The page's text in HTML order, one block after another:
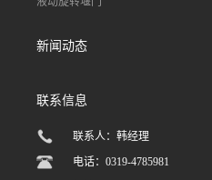
新闻动态
联系信息
联系人：韩经理
电话：0319-4785981